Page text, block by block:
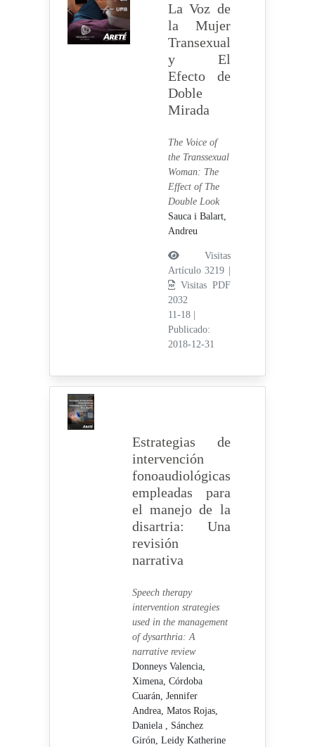
La Voz de
la Mujer
Transexual
y El
Efecto de
Doble
Mirada
The Voice of
the Transsexual
Woman: The
Effect of The
Double Look
Sauca i Balart,
Andreu
Visitas
Artículo 3219 |
Visitas PDF
2032
11-18
Publicado:
2018-12-31
Estrategias de
intervención
fonoaudiológicas
empleadas para
el manejo de la
disartria: Una
revisión
narrativa
Speech therapy
intervention strategies
used in the management
of dysarthria: A
narrative review
Donneys Valencia,
Ximena, Córdoba
Cuarán, Jennifer
Andrea, Matos Rojas,
Daniela , Sánchez
Girón, Leidy Katherine